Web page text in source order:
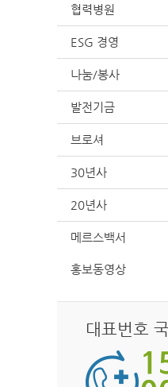
협력병원
ESG 경영
나눔/봉사
발전기금
브로셔
30년사
20년사
메르스백서
홍보동영상
대표번호